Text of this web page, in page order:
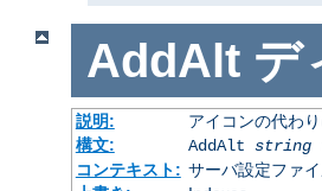
AddAlt デ
説明:
アイコンの代わ
構文:
AddAlt string
コンテキスト: サーバ設定ファ